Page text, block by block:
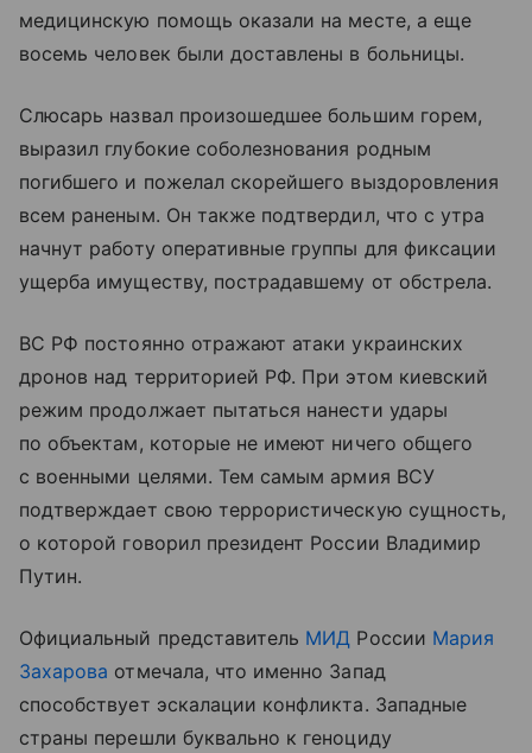
медицинскую помощь оказали на месте, а еще
восемь человек были доставлены в больницы.
Слюсарь назвал произошедшее большим горем,
выразил глубокие соболезнования родным
погибшего и пожелал скорейшего выздоровления
всем раненым. Он также подтвердил, что с утра
начнут работу оперативные группы для фиксации
ущерба имуществу, пострадавшему от обстрела.
ВС РФ постоянно отражают атаки украинских
дронов над территорией РФ. При этом киевский
режим продолжает пытаться нанести удары
по объектам, которые не имеют ничего общего
с военными целями. Тем самым армия ВСУ
подтверждает свою террористическую сущность,
о которой говорил президент России Владимир
Путин.
Официальный представитель МИД России Мария
Захарова отмечала, что именно Запад
способствует эскалации конфликта. Западные
страны перешли буквально к геноциду